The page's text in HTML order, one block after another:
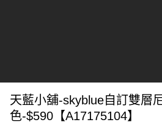
天藍小舖-skyblue自訂雙層
色-$590【A17175104】